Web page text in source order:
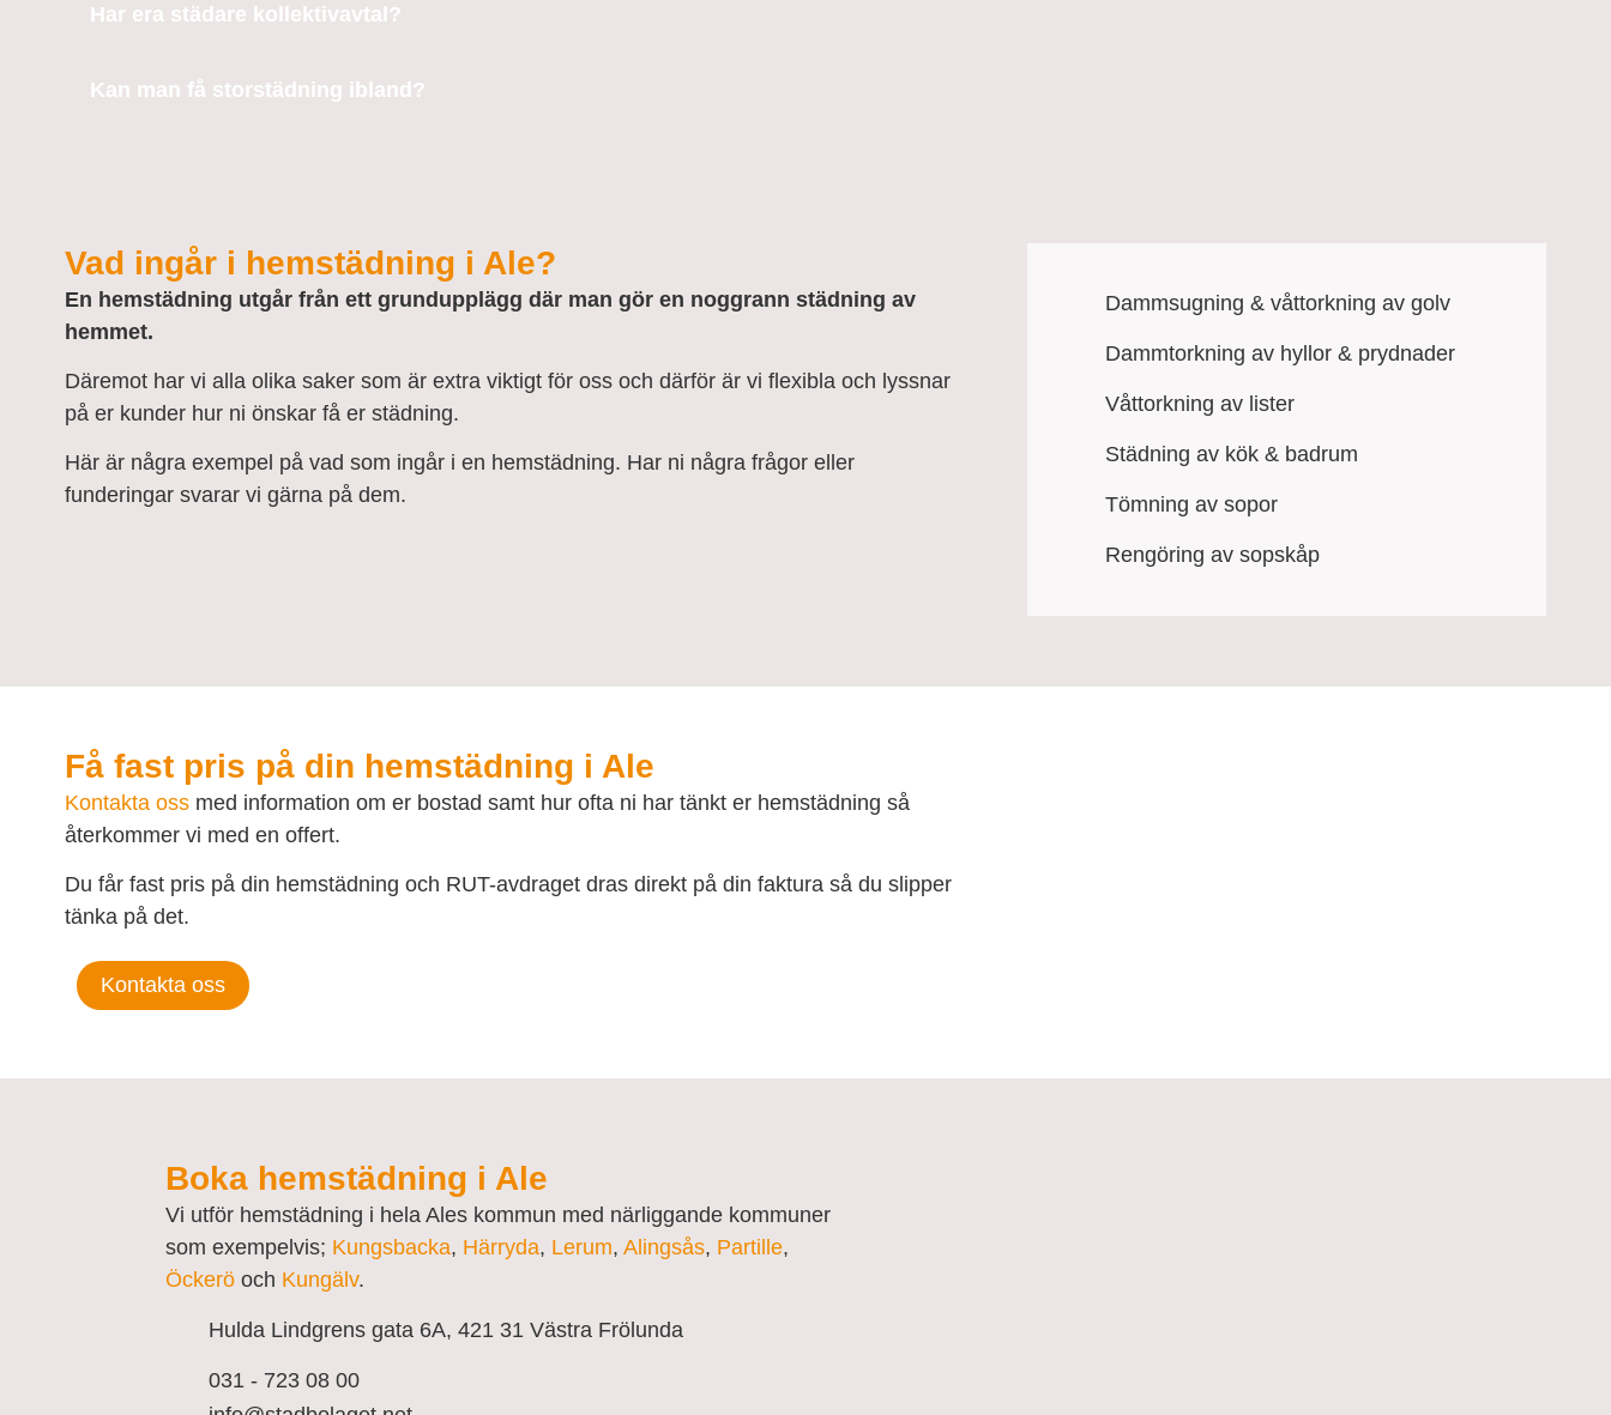
Har era städare kollektivavtal?
Kan man få storstädning ibland?
Vad ingår i hemstädning i Ale?
En hemstädning utgår från ett grundupplägg där man gör en noggrann städning av
hemmet.
Däremot har vi alla olika saker som är extra viktigt för oss och därför är vi flexibla och lyssnar
på er kunder hur ni önskar få er städning.
Här är några exempel på vad som ingår i en hemstädning. Har ni några frågor eller
funderingar svarar vi gärna på dem.
Dammsugning & våttorkning av golv
Dammtorkning av hyllor & prydnader
Våttorkning av lister
Städning av kök & badrum
Tömning av sopor
Rengöring av sopskåp
Få fast pris på din hemstädning i Ale
Kontakta ossmed information om er bostad samt hur ofta ni har tänkt er hemstädning så
återkommer vi med en offert.
Du får fast pris på din hemstädning och RUT-avdraget dras direkt på din faktura så du slipper
tänka på det.
Kontakta oss
Boka hemstädning i Ale
Vi utför hemstädning i hela Ales kommun med närliggande kommuner
som exempelvis; Kungsbacka, Härryda, Lerum, Alingsås, Partille,
Öckeröoch Kungälv.
Hulda Lindgrens gata 6A, 421 31 Västra Frölunda
031 - 723 08 00